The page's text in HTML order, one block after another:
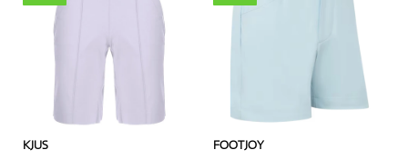
KJUS FOOTJOY